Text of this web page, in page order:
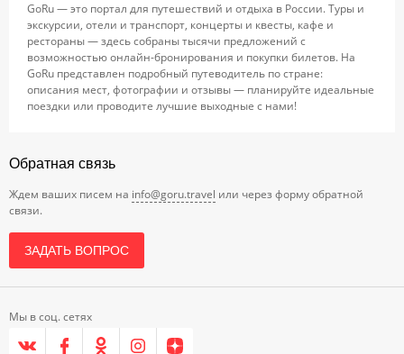
GoRu — это портал для путешествий и отдыха в России. Туры и
экскурсии, отели и транспорт, концерты и квесты, кафе и
рестораны — здесь собраны тысячи предложений с
возможностью онлайн-бронирования и покупки билетов. На
GoRu представлен подробный путеводитель по стране:
описания мест, фотографии и отзывы — планируйте идеальные
поездки или проводите лучшие выходные с нами!
Обратная связь
Ждем ваших писем на info@goru.travel или через форму обратной
связи.
ЗАДАТЬ ВОПРОС
Мы в соц. сетях